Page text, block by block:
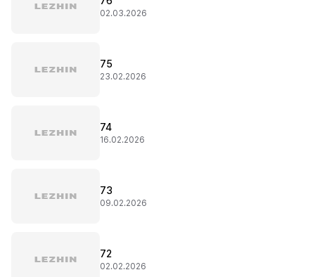
02.03.2026
75
23.02.2026
74
16.02.2026
73
09.02.2026
72
02.02.2026